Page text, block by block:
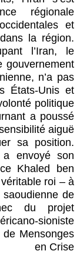
régionale
et
la région.
l’Iran, le
gouvernement
n’a pas
États-Unis et
politique
a poussé
aiguë
sa position.
envoyé son
Khaled ben
roi – à
de
du projet
sioniste.
Mensonges
en Crise